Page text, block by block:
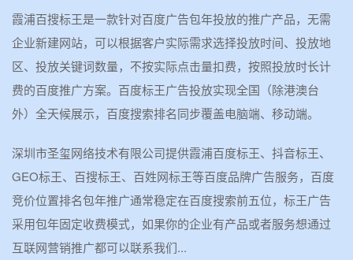
霞浦百搜标王是一款针对百度广告包年投放的推广产品，无需
企业新建网站，可以根据客户实际需求选择投放时间、投放地
区、投放关键词数量，不按实际点击量扣费，按照投放时长计
费的百度推广方案。百度标王广告投放实现全国（除港澳台
外）全天候展示，百度搜索排名同步覆盖电脑端、移动端。
深圳市圣玺网络技术有限公司提供霞浦百度标王、抖音标王、
GEO标王、百搜标王、百姓网标王等百度品牌广告服务，百度
竞价位置排名包年推广通常稳定在百度搜索前五位，标王广告
采用包年固定收费模式，如果你的企业有产品或者服务想通过
互联网营销推广都可以联系我们...